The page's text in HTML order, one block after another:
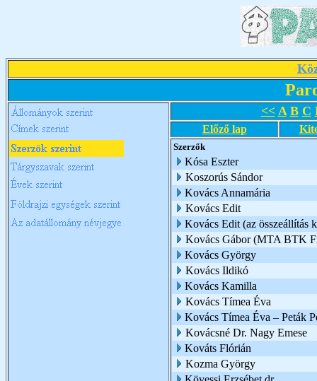
<< A B C
Előző lap
Szerzők
Kósa Eszter
Koszorús Sándor
Kovács Annamária
Kovács Edit
Kovács Edit (az összeállítás
Kovács Gábor (MTA BTK
Kovács György
Kovács Ildikó
Kovács Kamilla
Kovács Tímea Éva
Kovács Tímea Éva – Peták
Kovácsné Dr. Nagy Emese
Kováts Flórián
Kozma György